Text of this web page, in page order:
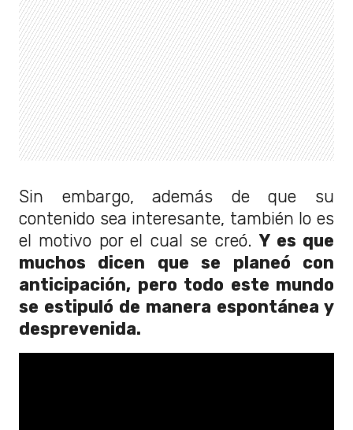
Sin embargo, además de que su
contenido sea interesante, también lo es
el motivo por el cual se creó.Y es que
muchos dicen que se planeó con
anticipación, pero todo este mundo
se estipuló de manera espontánea y
desprevenida.